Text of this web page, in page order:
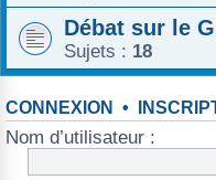
Débat sur le
Sujets : 18
CONNEXION •
Nom d’utilisateur :